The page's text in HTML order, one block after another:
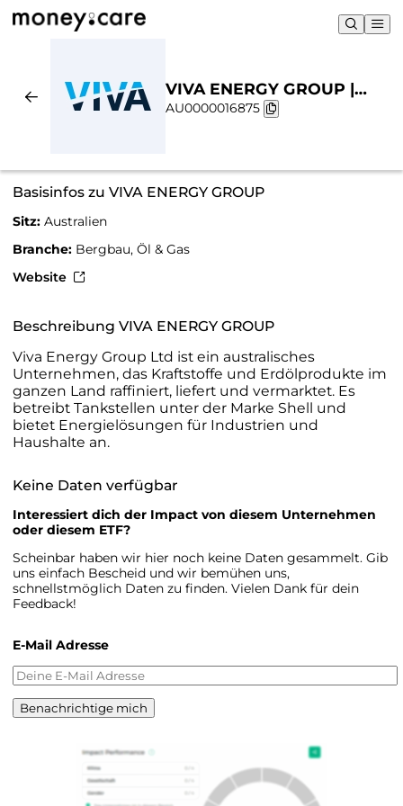
VIVA ENERGY GROUP |
Nachhaltigkeit & Chart
AU0000016875
Basisinfos zu VIVA ENERGY GROUP
Sitz: Australien
Branche: Bergbau, Öl & Gas
Website
Beschreibung VIVA ENERGY GROUP
Viva Energy Group Ltd ist ein australisches
Unternehmen, das Kraftstoffe und Erdölprodukte im
ganzen Land raffiniert, liefert und vermarktet. Es
betreibt Tankstellen unter der Marke Shell und
bietet Energielösungen für Industrien und
Haushalte an.
Keine Daten verfügbar
Interessiert dich der Impact von diesem Unternehmen
oder diesem ETF?
Scheinbar haben wir hier noch keine Daten gesammelt. Gib
uns einfach Bescheid und wir bemühen uns,
schnellstmöglich Daten zu finden. Vielen Dank für dein
Feedback!
E-Mail Adresse
Benachrichtige mich